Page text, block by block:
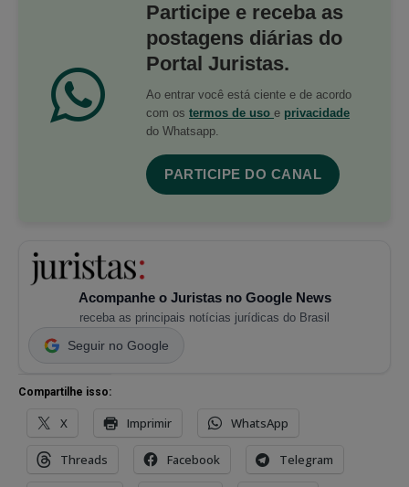
Participe e receba as
postagens diárias do
Portal Juristas.
Ao entrar você está ciente e de acordo
com os termos de uso e privacidade
do Whatsapp.
PARTICIPE DO CANAL
Acompanhe o Juristas no Google News
receba as principais notícias jurídicas do Brasil
Seguir no Google
Compartilhe isso:
X Imprimir WhatsApp
Threads Facebook Telegram